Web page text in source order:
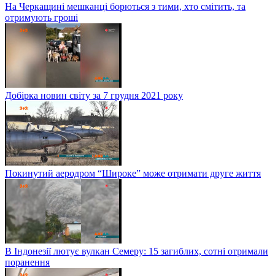
На Черкащині мешканці борються з тими, хто смітить, та
отримують гроші
Добірка новин світу за 7 грудня 2021 року
Покинутий аеродром “Широке” може отримати друге життя
В Індонезії лютує вулкан Семеру: 15 загиблих, сотні отримали
поранення